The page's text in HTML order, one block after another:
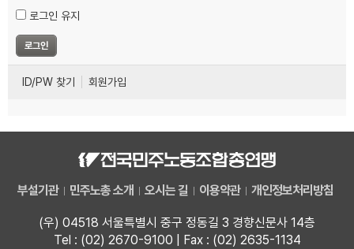
로그인 유지
ID/PW 찾기 회원가입
부설기관 민주노총 소개 오시는 길 이용약관 개인정보처리방침
(우) 04518 서울특별시 중구 정동길 3 경향신문사 14층
Tel : (02) 2670-9100 | Fax : (02) 2635-1134
업무